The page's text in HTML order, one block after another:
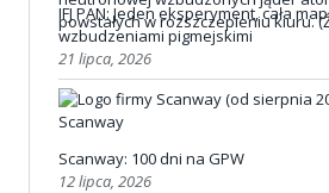
IFJ PAN: Jeden eksperyment, cała
wzbudzeniami pigmejskimi
21 lipca, 2026
Scanway: 100 dni na GPW
12 lipca, 2026